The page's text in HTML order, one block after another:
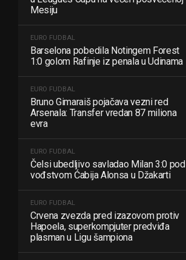
Mesiju
EURO FUDBAL
Barselona pobedila Notingem Forest
1:0 golom Rafinje iz penala u Udinama
EURO FUDBAL
Bruno Gimaraiš pojačava vezni red
Arsenala: Transfer vredan 87 miliona
evra
EURO FUDBAL
Čelsi ubedljivo savladao Milan 3:0 pod
vođstvom Ćabija Alonsa u Džakarti
EURO FUDBAL
Crvena zvezda pred izazovom protiv
Hapoela, superkompjuter predviđa
plasman u Ligu šampiona